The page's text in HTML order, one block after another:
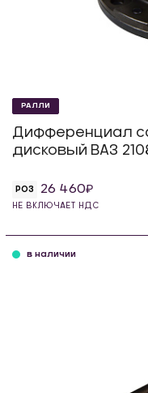
РАЛЛИ
Дифференциал
дисковый ВАЗ
РОЗ 26 460
НЕ ВКЛЮЧАЕТ НДС
в наличии